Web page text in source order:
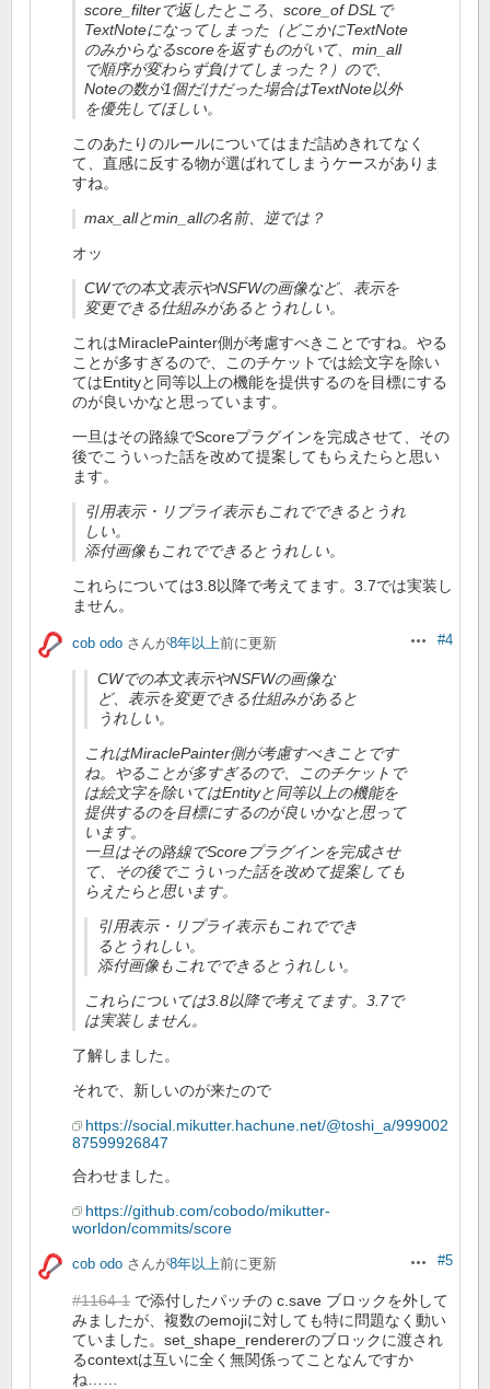
score_filterで返したところ、score_of DSLで
TextNoteになってしまった（どこかにTextNote
のみからなるscoreを返すものがいて、min_all
で順序が変わらず負けてしまった？）ので、
Noteの数が1個だけだった場合はTextNote以外
を優先してほしい。
このあたりのルールについてはまだ詰めきれてなく
て、直感に反する物が選ばれてしまうケースがありま
すね。
max_allとmin_allの名前、逆では？
オッ
CWでの本文表示やNSFWの画像など、表示を
変更できる仕組みがあるとうれしい。
これはMiraclePainter側が考慮すべきことですね。やる
ことが多すぎるので、このチケットでは絵文字を除い
てはEntityと同等以上の機能を提供するのを目標にする
のが良いかなと思っています。
一旦はその路線でScoreプラグインを完成させて、その
後でこういった話を改めて提案してもらえたらと思い
ます。
引用表示・リプライ表示もこれでできるとうれ
しい。
添付画像もこれでできるとうれしい。
これらについては3.8以降で考えてます。3.7では実装し
ません。
操作#4
cob odo さんが8年以上前に更新
CWでの本文表示やNSFWの画像な
ど、表示を変更できる仕組みがあると
うれしい。
これはMiraclePainter側が考慮すべきことです
ね。やることが多すぎるので、このチケットで
は絵文字を除いてはEntityと同等以上の機能を
提供するのを目標にするのが良いかなと思って
います。
一旦はその路線でScoreプラグインを完成させ
て、その後でこういった話を改めて提案しても
らえたらと思います。
引用表示・リプライ表示もこれででき
るとうれしい。
添付画像もこれでできるとうれしい。
これらについては3.8以降で考えてます。3.7で
は実装しません。
了解しました。
それで、新しいのが来たので
https://social.mikutter.hachune.net/@toshi_a/999002
87599926847
合わせました。
https://github.com/cobodo/mikutter-
worldon/commits/score
操作#5
cob odo さんが8年以上前に更新
#1164-1 で添付したパッチの c.save ブロックを外して
みましたが、複数のemojiに対しても特に問題なく動い
ていました。set_shape_rendererのブロックに渡され
るcontextは互いに全く無関係ってことなんですか
ね……